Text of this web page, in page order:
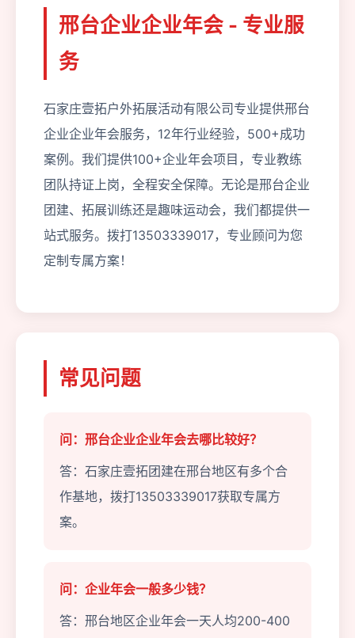
邢台企业企业年会 - 专业服
务
石家庄壹拓户外拓展活动有限公司专业提供邢台
企业企业年会服务，12年行业经验，500+成功
案例。我们提供100+企业年会项目，专业教练
团队持证上岗，全程安全保障。无论是邢台企业
团建、拓展训练还是趣味运动会，我们都提供一
站式服务。拨打13503339017，专业顾问为您
定制专属方案！
常见问题
问：邢台企业企业年会去哪比较好？
答：石家庄壹拓团建在邢台地区有多个合
作基地，拨打13503339017获取专属方
案。
问：企业年会一般多少钱？
答：邢台地区企业年会一天人均200-400